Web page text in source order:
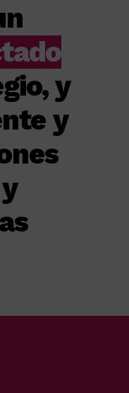
y
y
y